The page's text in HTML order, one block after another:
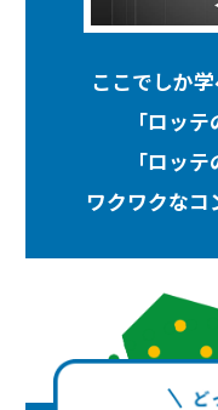
ここでしか
「ロッ
「ロッ
ワクワクなコ